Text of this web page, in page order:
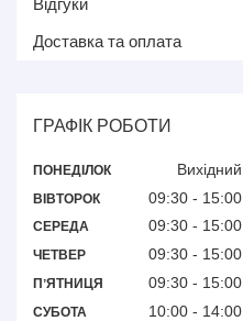
Відгуки
Доставка та оплата
ГРАФІК РОБОТИ
ПОНЕДІЛОК Вихідний
ВІВТОРОК 09:30 15:00
СЕРЕДА 09:30 15:00
ЧЕТВЕР 09:30 15:00
ПʼЯТНИЦЯ 09:30 15:00
СУБОТА 10:00 14:00